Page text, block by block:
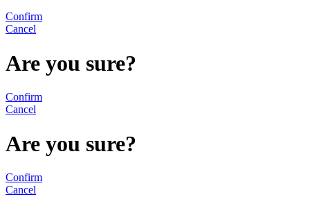
Confirm
Cancel
Are you sure?
Confirm
Cancel
Are you sure?
Confirm
Cancel